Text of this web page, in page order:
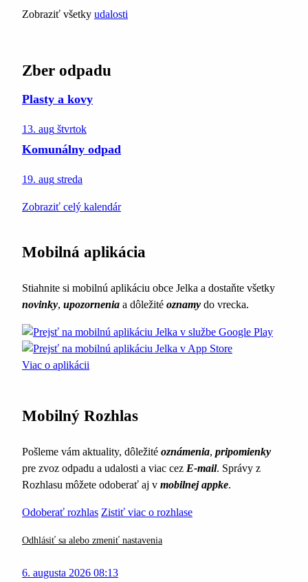
Zobraziť všetky udalosti
Zber odpadu
Plasty a kovy
13. aug štvrtok
Komunálny odpad
19. aug streda
Zobraziť celý kalendár
Mobilná aplikácia
Stiahnite si mobilnú aplikáciu obce Jelka a dostaňte všetky
novinky, upozornenia a dôležité oznamy do vrecka.
Viac o aplikácii
Mobilný Rozhlas
Pošleme vám aktuality, dôležité oznámenia, pripomienky
pre zvoz odpadu a udalosti a viac cez E-mail. Správy z
Rozhlasu môžete odoberať aj v mobilnej appke.
Odoberať rozhlas Zistiť viac o rozhlase
Odhlásiť sa alebo zmeniť nastavenia
6. augusta 2026 08:13